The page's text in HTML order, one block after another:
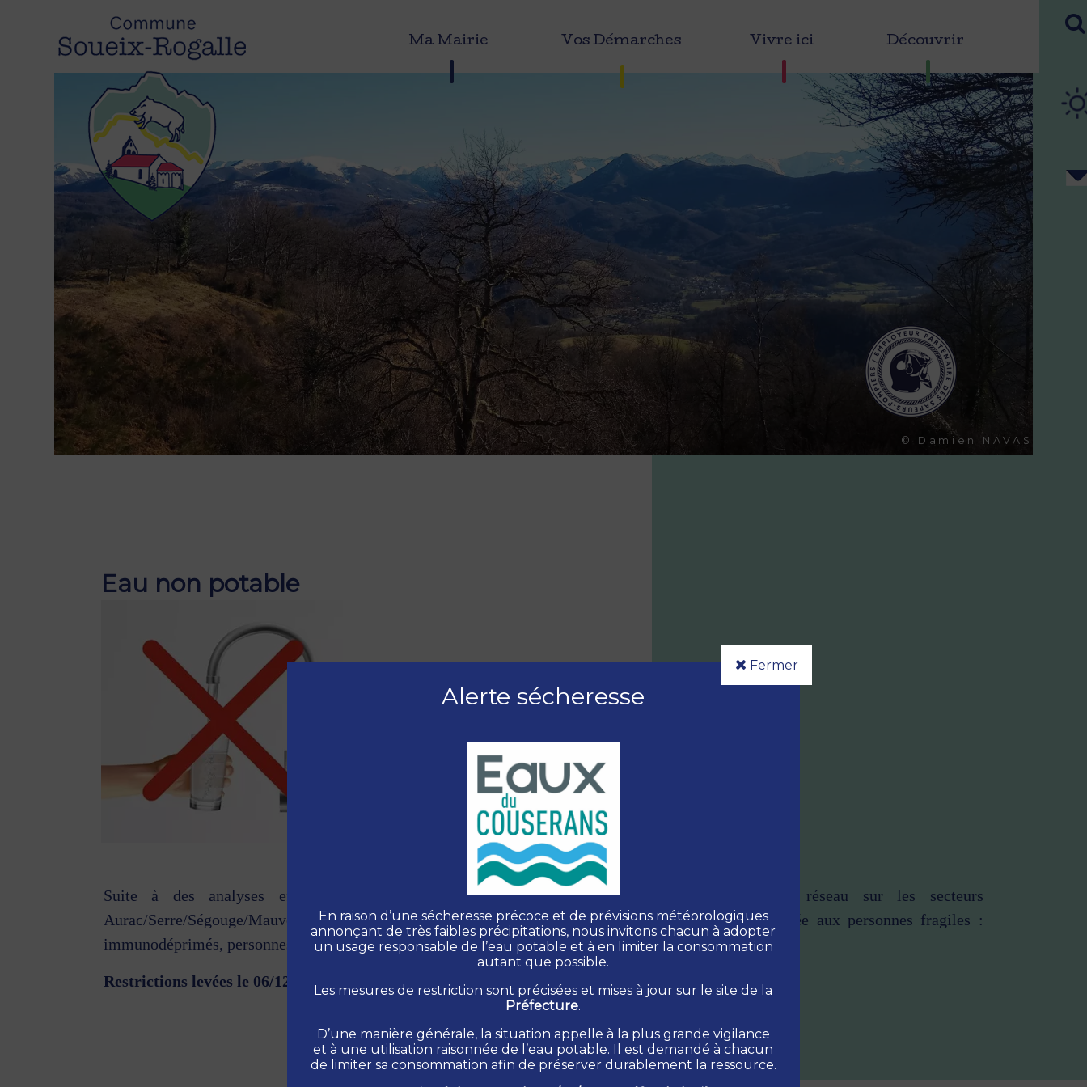
Ma Mairie Vos Démarches Vivre ici Découvrir
© Damien NAVAS
Eau non potable
Suite à des analyses effectuées par l'agence régionale de santé, l'eau distribuée par le réseau sur les secteurs
Aurac/Serre/Ségouge/Mauvezin est déclarée non conforme. Elle est tout particulièrement déconseillée aux personnes fragiles :
immunodéprimés, personnes âgées, nourrissons, femmes enceintes...
Restrictions levées le 06/12.
Fermer
Alerte sécheresse
En raison d’une sécheresse précoce et de prévisions météorologiques
annonçant de très faibles précipitations, nous invitons chacun à adopter
un usage responsable de l’eau potable et à en limiter la consommation
autant que possible.
Les mesures de restriction sont précisées et mises à jour sur le site de la
Préfecture.
D’une manière générale, la situation appelle à la plus grande vigilance
et à une utilisation raisonnée de l’eau potable. Il est demandé à chacun
de limiter sa consommation afin de préserver durablement la ressource.